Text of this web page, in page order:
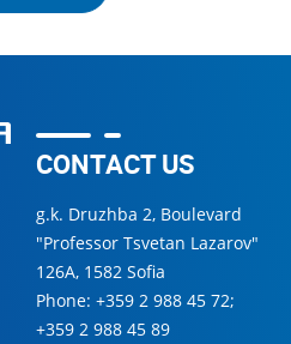
CONTACT US
g.k. Druzhba 2, Boulevard
"Professor Tsvetan Lazarov"
126А, 1582 Sofia
Phone: +359 2 988 45 72;
+359 2 988 45 89